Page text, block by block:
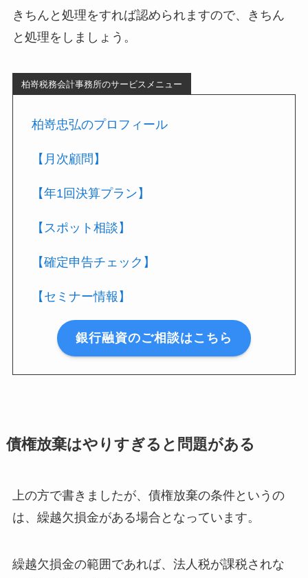
きちんと処理をすれば認められますので、きちん
と処理をしましょう。
柏嵜税務会計事務所のサービスメニュー
柏嵜忠弘のプロフィール
【月次顧問】
【年1回決算プラン】
【スポット相談】
【確定申告チェック】
【セミナー情報】
銀行融資のご相談はこちら
債権放棄はやりすぎると問題がある
上の方で書きましたが、債権放棄の条件というの
は、繰越欠損金がある場合となっています。
繰越欠損金の範囲であれば、法人税が課税されな